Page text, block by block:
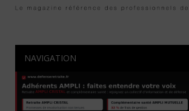
NAVIGATION